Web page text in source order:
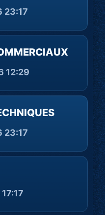
23:17
12:29
23:17